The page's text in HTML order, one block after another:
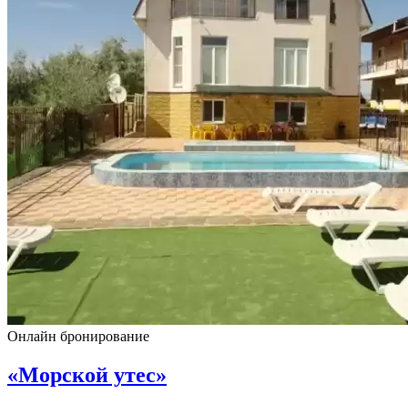
Онлайн бронирование
«Морской утес»